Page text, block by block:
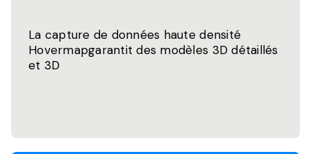
La capture de données haute densité
Hovermapgarantit des modèles 3D détaillés
et 3D